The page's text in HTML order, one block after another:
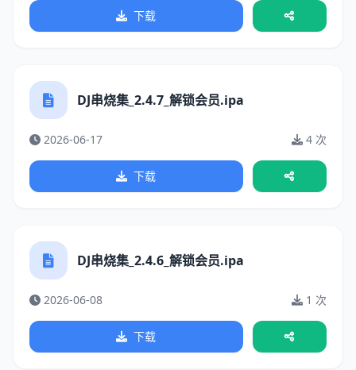
下载
DJ串烧集_2.4.7_解锁会员.ipa
2026-06-17 4 次
下载
DJ串烧集_2.4.6_解锁会员.ipa
2026-06-08 1 次
下载